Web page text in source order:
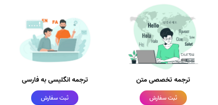
ترجمه تخصصی متن
ثبت سفارش
ترجمه انگلیسی به فارسی
ثبت سفارش